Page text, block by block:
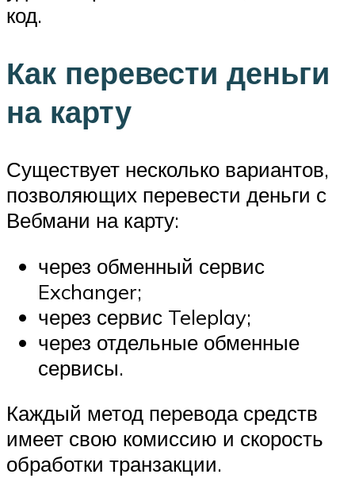
код.
Как перевести деньги
на карту
Существует несколько вариантов,
позволяющих перевести деньги с
Вебмани на карту:
через обменный сервис
Exchanger;
через сервис Teleplay;
через отдельные обменные
сервисы.
Каждый метод перевода средств
имеет свою комиссию и скорость
обработки транзакции.